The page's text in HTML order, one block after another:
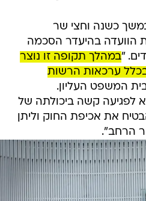
כשנה וחצי שר
הוועדה בהיעדר הסכמה
"במהלך תקופה זו נוצר
ערכאות הרשות
המשפט העליון.
לפגיעה קשה ביכולתה של
את אכיפת החוק וליתן
הרחב".